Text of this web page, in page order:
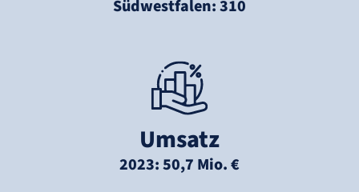
Südwestfalen: 310
Umsatz
2023: 50,7 Mio. €